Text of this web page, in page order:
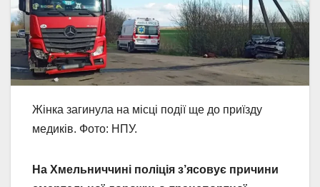
Жінка загинула на місці події ще до приїзду
медиків. Фото: НПУ.
На Хмельниччині поліція з’ясовує причини